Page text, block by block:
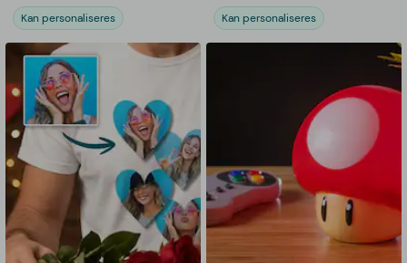
Kan personaliseres
Kan personaliseres